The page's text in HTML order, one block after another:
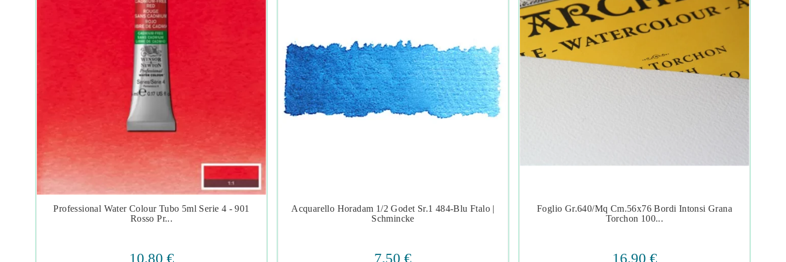
 
Professional Water Colour Tubo 5ml Serie 4 - 901
Rosso Pr...
10,80 €
 
Acquarello Horadam 1/2 Godet Sr.1 484-Blu Ftalo |
Schmincke
7,50 €
 
Foglio Gr.640/mq Cm.56x76 Bordi Intonsi Grana
Torchon 100...
16,90 €